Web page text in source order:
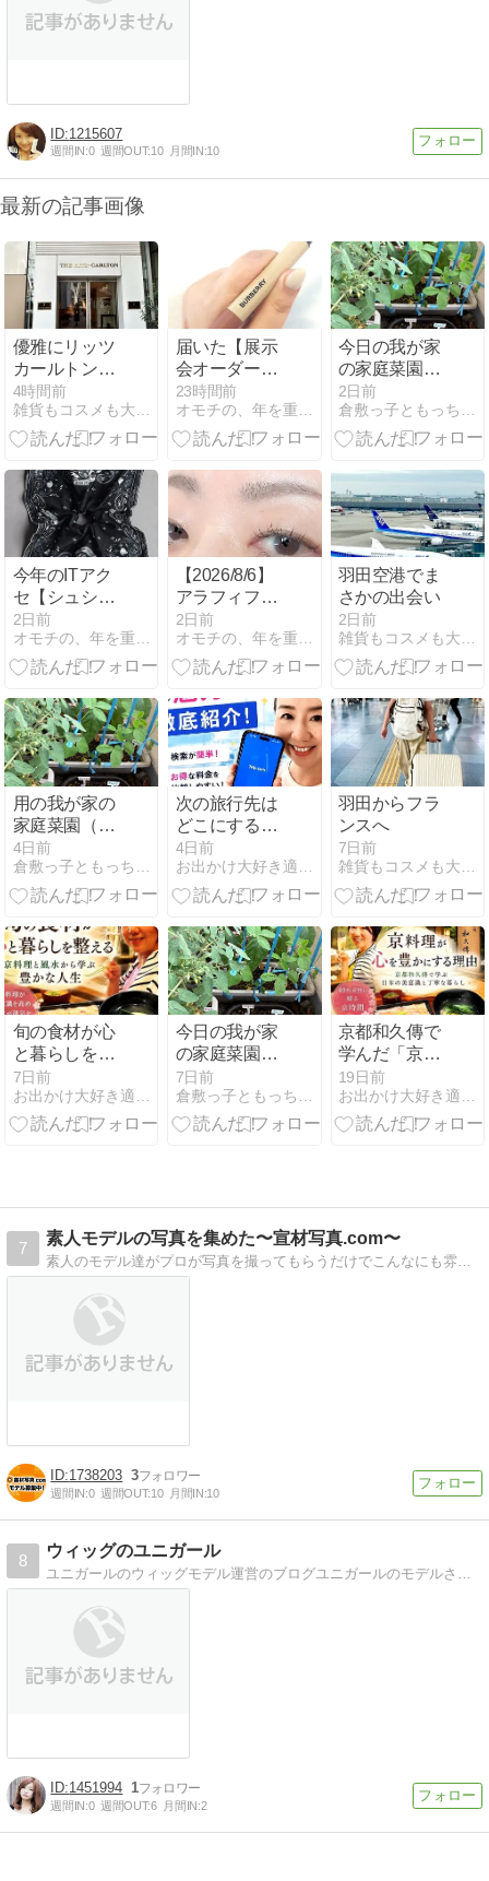
1215607
週間IN:0 週間OUT:10 月間IN:10
最新の記事画像
優雅にリッツ
カールトン東
京でお茶⁈
4時間前
雑貨もコスメも大好き
届いた【展示
会オーダー
品】
23時間前
オモチの、年を重ねて、おしゃれを。
今日の我が家
の家庭菜園
（令和8年8月
6日木曜日 大
安 晴天）
2日前
倉敷っ子ともっちの日常・或いは平穏な日々等
今年のITアク
セ【シュシ
ュ】
2日前
オモチの、年を重ねて、おしゃれを。
【2026/8/6】
アラフィフの
スッピン目
元！
2日前
オモチの、年を重ねて、おしゃれを。
羽田空港でま
さかの出会い
2日前
雑貨もコスメも大好き
用の我が家の
家庭菜園（令
和8年8月4日
火曜日 先負 晴
天）
4日前
倉敷っ子ともっちの日常・或いは平穏な日々等
次の旅行先は
どこにする？
世界をもっと
身近に感じる
Trip.comで旅
4日前
お出かけ大好き適当母ちゃんのミーハー子育てLIFE
羽田からフラ
ンスへ
7日前
雑貨もコスメも大好き
旬の食材が心
と暮らしを整
える｜京料理
と風水から学
ぶ豊かな人生
7日前
今日の我が家
の家庭菜園
（令和8年８
月１日土曜日
赤口 晴れのち
7日前
京都和久傳で
学んだ「京時
間」｜40代女
性こそ心を整
える時間を大
19日前
7
素人モデルの写真を集めた〜宣材写真.com〜
素人のモデル達がプロが写真を撮ってもらうだけでこんなにも雰囲気が変わります(*´ω｀*)毎日複数人アップしていくので、あなたのお気に入りを見つけちゃって下さい
1738203 3
週間IN:0 週間OUT:10 月間IN:10
8
ウィッグのユニガール
ユニガールのウィッグモデル運営のブログユニガールのモデルさんの日常や撮影風景、新製品情報などを発信していきます。
1451994 1
週間IN:0 週間OUT:6 月間IN:2